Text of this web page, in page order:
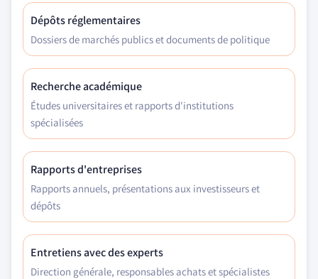
Dépôts réglementaires
Dossiers de marchés publics et documents de politique
Recherche académique
Études universitaires et rapports d'institutions
spécialisées
Rapports d'entreprises
Rapports annuels, présentations aux investisseurs et
dépôts
Entretiens avec des experts
Direction générale, responsables achats et spécialistes